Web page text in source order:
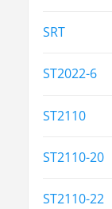
SRT
ST2022-6
ST2110
ST2110-20
ST2110-22